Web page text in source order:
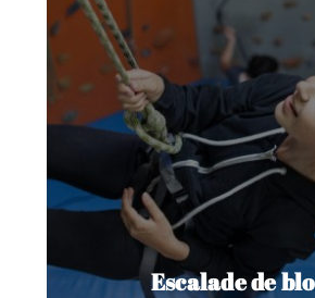
Escalade de